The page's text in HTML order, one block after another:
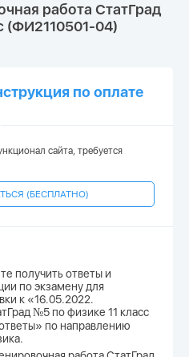
работа СтатГрад
(ФИ2110501-04)
по оплате
сайта, требуется
(БЕСПЛАТНО)
получить ответы и
по экзамену для
к «16.05.2022.
№5 по физике 11 класс
по направлению